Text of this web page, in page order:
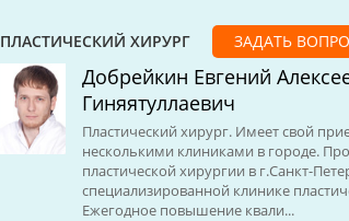
ПЛАСТИЧЕСКИЙ ХИРУРГ ЗАДАТЬ
Добрейкин Евгений
Гиняятуллаевич
Пластический хирург. Имеет свой
несколькими клиниками в городе.
пластической хирургии в г.Санкт-
специализированной клинике
Ежегодное повышение квали...